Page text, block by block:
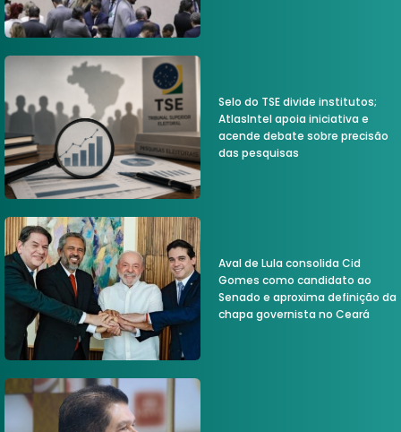
Selo do TSE divide institutos;
AtlasIntel apoia iniciativa e
acende debate sobre precisão
das pesquisas
Aval de Lula consolida Cid
Gomes como candidato ao
Senado e aproxima definição da
chapa governista no Ceará